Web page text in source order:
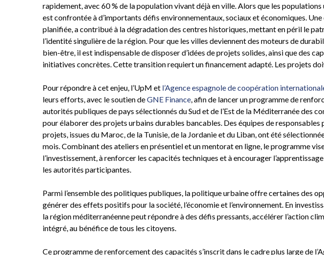
rapidement, avec 60 % de la population vivant déjà en ville. Alors que les
est confrontée à d’importants défis environnementaux, sociaux et économiques.
planifiée, a contribué à la dégradation des centres historiques, mettant en péril le
l’identité singulière de la région. Pour que les villes deviennent des moteurs de
bien-être, il est indispensable de disposer d’idées de projets solides, ainsi que des
initiatives concrètes. Cette transition requiert un financement adapté. Les projets
Pour répondre à cet enjeu, l’UpM et l’Agence espagnole de coopération
leurs efforts, avec le soutien deGNE Finance, afin de lancer un programme de
autorités publiques de pays sélectionnés du Sud et de l’Est de la Méditerranée des
pour élaborer des projets urbains durables bancables. Des équipes de
projets, issues du Maroc, de la Tunisie, de la Jordanie et du Liban, ont été
mois. Combinant des ateliers en présentiel et un mentorat en ligne, le programme
l’investissement, à renforcer les capacités techniques et à encourager
les autorités participantes.
Parmi l’ensemble des politiques publiques, la politique urbaine offre certaines des
générer des effets positifs pour la société, l’économie et l’environnement. En
la région méditerranéenne peut répondre à des défis pressants, accélérer l’action
intégré, au bénéfice de tous les citoyens.
Ce programme de renforcement des capacités s’inscrit dans le cadre plus large de